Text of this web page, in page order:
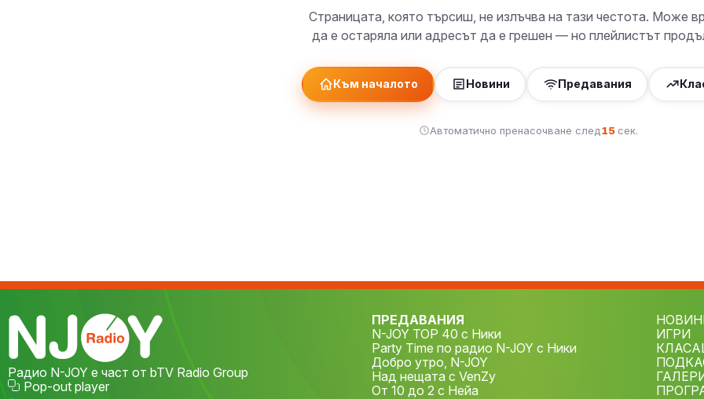
Страницата, която търсиш, не излъчва на тази честота. Може
да е остаряла или адресът да е грешен — но плейлистът
Към началото Новини Предавания
Автоматично пренасочване след15 сек.
Радио N-JOY е част от bTV Radio Group
Pop-out player
ПРЕДАВАНИЯ
N-JOY TOP 40 с Ники
Party Time по радио N-JOY с Ники
Добро утро, N-JOY
Над нещата с VenZy
От 10 до 2 с Нейа
ИГРИ